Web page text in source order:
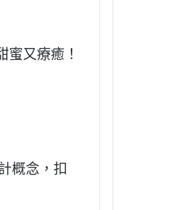
又療癒！
概念，扣